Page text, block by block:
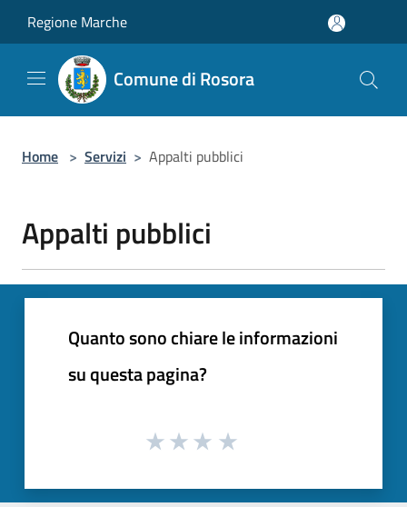
Regione Marche
Comune di Rosora
Home > Servizi > Appalti pubblici
Appalti pubblici
Quanto sono chiare le informazioni
su questa pagina?